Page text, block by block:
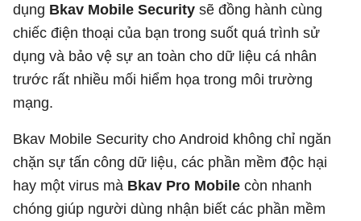
dụng Bkav Mobile Security sẽ đồng hành cùng
chiếc điện thoại của bạn trong suốt quá trình sử
dụng và bảo vệ sự an toàn cho dữ liệu cá nhân
trước rất nhiều mối hiểm họa trong môi trường
mạng.
Bkav Mobile Security cho Android không chỉ ngăn
chặn sự tấn công dữ liệu, các phần mềm độc hại
hay một virus mà Bkav Pro Mobile còn nhanh
chóng giúp người dùng nhận biết các phần mềm